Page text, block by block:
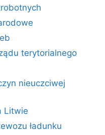
terytorialnego
nieuczciwej
Litwie
ładunku